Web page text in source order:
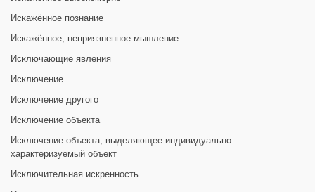
Искажённое познание
Искажённое, неприязненное мышление
Исключающие явления
Исключение
Исключение другого
Исключение объекта
Исключение объекта, выделяющее индивидуально
характеризуемый объект
Исключительная искренность